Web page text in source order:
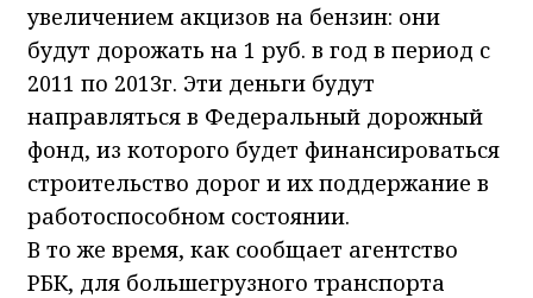
увеличением акцизов на бензин: они
будут дорожать на 1 руб. в год в период с
2011 по 2013г. Эти деньги будут
направляться в Федеральный дорожный
фонд, из которого будет финансироваться
строительство дорог и их поддержание в
работоспособном состоянии.
В то же время, как сообщает агентство
РБК, для большегрузного транспорта